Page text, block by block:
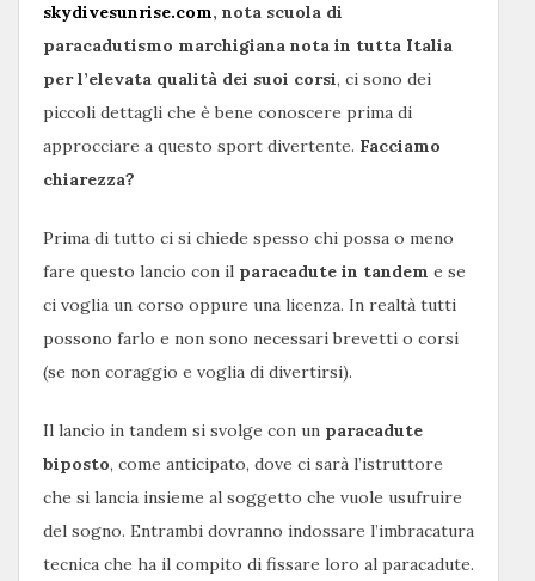
skydivesunrise.com, nota scuola di
paracadutismo marchigiana nota in tutta Italia
per l’elevata qualità dei suoi corsi, ci sono dei
piccoli dettagli che è bene conoscere prima di
approcciare a questo sport divertente. Facciamo
chiarezza?
Prima di tutto ci si chiede spesso chi possa o meno
fare questo lancio con il paracadute in tandem e se
ci voglia un corso oppure una licenza. In realtà tutti
possono farlo e non sono necessari brevetti o corsi
(se non coraggio e voglia di divertirsi).
Il lancio in tandem si svolge con un paracadute
biposto, come anticipato, dove ci sarà l’istruttore
che si lancia insieme al soggetto che vuole usufruire
del sogno. Entrambi dovranno indossare l’imbracatura
tecnica che ha il compito di fissare loro al paracadute.